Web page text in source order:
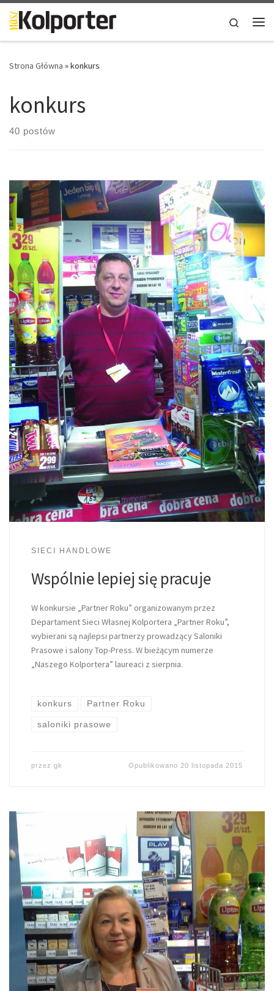
Skip to content
Search
Strona Główna »konkurs
konkurs
40 postów
SIECI HANDLOWE
Wspólnie lepiej się pracuje
W konkursie „Partner Roku” organizowanym przez
Departament Sieci Własnej Kolportera „Partner Roku”,
wybierani są najlepsi partnerzy prowadzący Saloniki
Prasowe i salony Top-Press. W bieżącym numerze
„Naszego Kolportera” laureaci z sierpnia.
konkurs Partner Roku
saloniki prasowe
przez gk Opublikowano 20 listopada 2015